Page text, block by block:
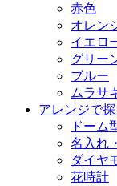
赤色
オレン
イエロ
グリー
ブルー
ムラサ
アレンジで
ドーム
名入れ
ダイヤ
花時計